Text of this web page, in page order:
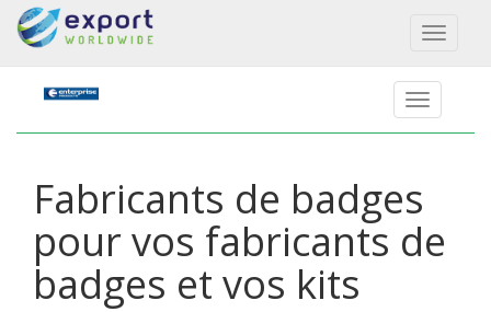
Toggle
Fabricants de badges
pour vos fabricants de
badges et vos kits